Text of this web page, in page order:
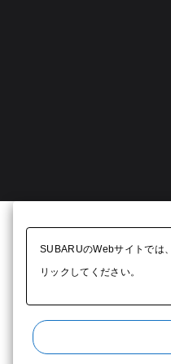
SUBARUのWebサイトでは
リックしてください。​